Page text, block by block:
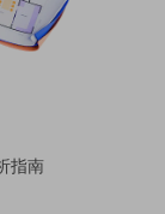
指南